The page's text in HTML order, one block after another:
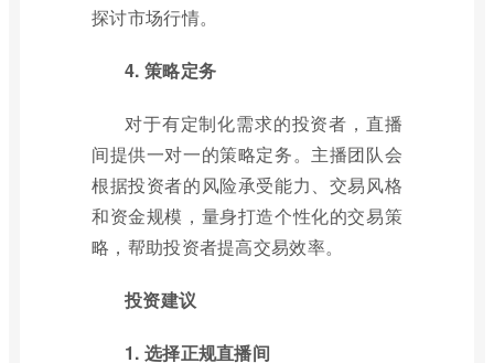
探讨市场行情。
4. 策略定务
对于有定制化需求的投资者，直播
间提供一对一的策略定务。主播团队会
根据投资者的风险承受能力、交易风格
和资金规模，量身打造个性化的交易策
略，帮助投资者提高交易效率。
投资建议
1. 选择正规直播间